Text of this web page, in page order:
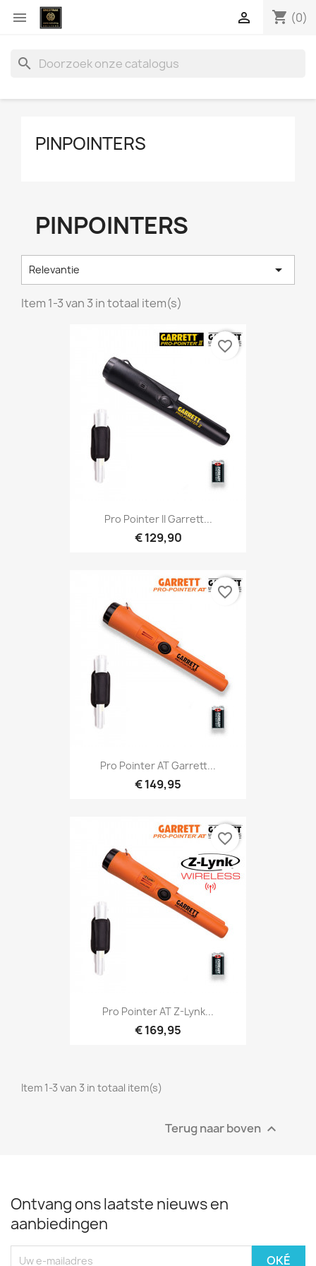
 shopping_cart (0)

search
PINPOINTERS
PINPOINTERS
Relevantie 
Item 1-3 van 3 in totaal item(s)
Snel bekijken
Pro Pointer II Garrett...
€ 129,90
favorite_border
Snel bekijken
Pro Pointer AT Garrett...
€ 149,95
favorite_border
Snel bekijken
Pro Pointer AT Z-Lynk...
€ 169,95
favorite_border
Item 1-3 van 3 in totaal item(s)
Terug naar boven 
Ontvang ons laatste nieuws en
aanbiedingen